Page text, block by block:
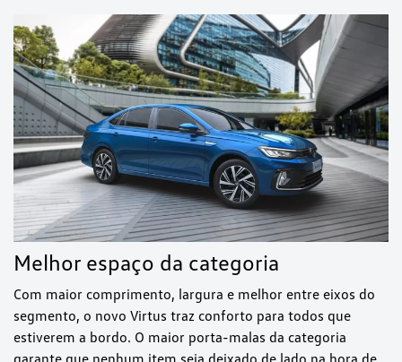
Melhor espaço da categoria
Com maior comprimento, largura e melhor entre eixos do
segmento, o novo Virtus traz conforto para todos que
estiverem a bordo. O maior porta-malas da categoria
garante que nenhum item seja deixado de lado na hora de